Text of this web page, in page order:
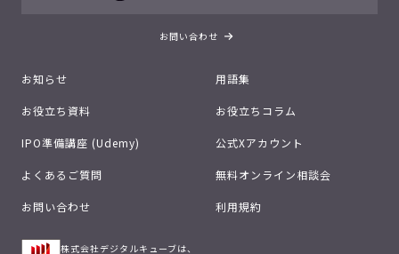
お問い合わせ
お知らせ 用語集
お役立ち資料 お役立ちコラム
IPO準備講座 (Udemy) 公式Xアカウント
よくあるご質問 無料オンライン相談会
お問い合わせ 利用規約
株式会社デジタルキューブは、